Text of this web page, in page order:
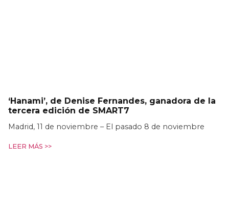
‘Hanami’, de Denise Fernandes, ganadora de la
tercera edición de SMART7
Madrid, 11 de noviembre – El pasado 8 de noviembre
LEER MÁS >>